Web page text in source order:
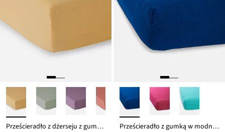
Prześcieradło z dżerseju z gumką, w wiosennych kolorach Prześcieradło z gumką w modnych kolorach